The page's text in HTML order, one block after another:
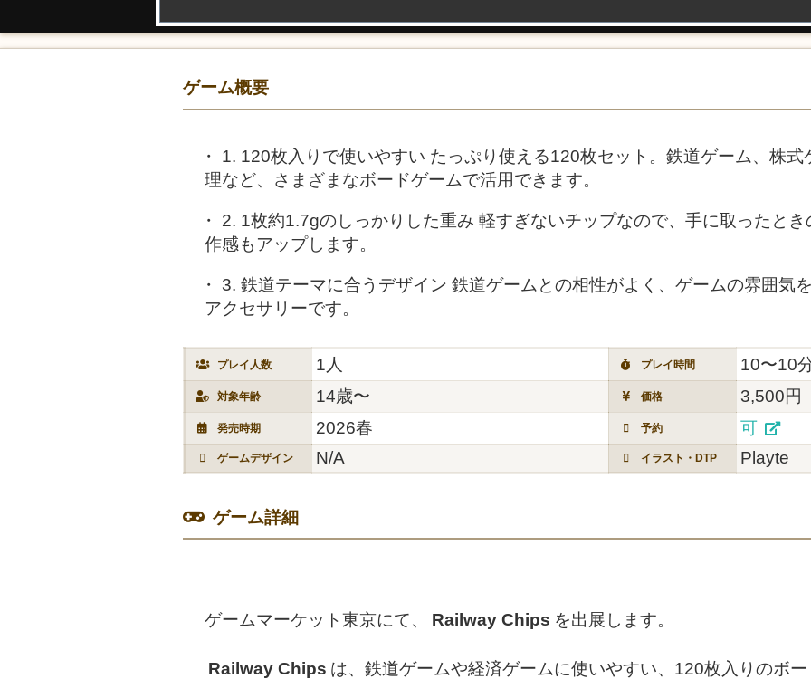
ゲーム概要
1. 120枚入りで使いやすい たっぷり使える120枚セット。鉄道ゲーム、株
理など、さまざまなボードゲームで活用できます。
2. 1枚約1.7gのしっかりした重み 軽すぎないチップなので、手に取ったと
作感もアップします。
3. 鉄道テーマに合うデザイン 鉄道ゲームとの相性がよく、ゲームの雰囲気
アクセサリーです。
プレイ人数 1人 プレイ時間 10〜10
対象年齢 14歳〜 価格 3,500円
発売時期 2026春 予約 可
ゲームデザイン N/A イラスト・DTP Playte
ゲーム詳細
ゲームマーケット東京にて、 Railway Chips を出展します。
Railway Chips は、鉄道ゲームや経済ゲームに使いやすい、120枚入りのボ